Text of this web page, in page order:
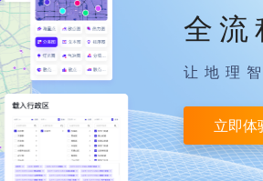
全
让地理
立即体